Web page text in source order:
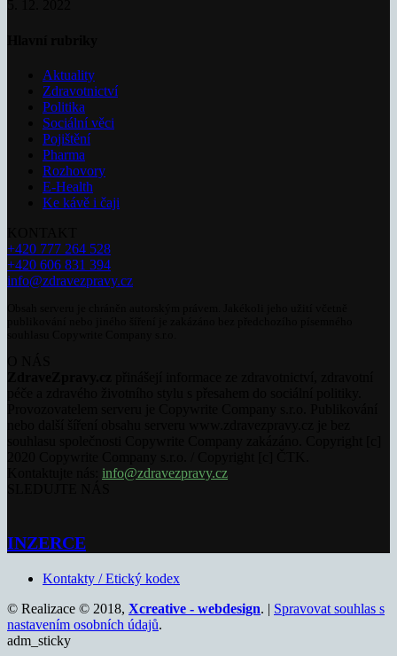
Aktuality
Zdravotnictví
Politika
Sociální věci
Pojištění
Pharma
Rozhovory
E-Health
Ke kávě i čaji
+420 777 264 528
+420 606 831 394
info@zdravezpravy.cz
info@zdravezpravy.cz
INZERCE
Kontakty / Etický kodex
© Realizace © 2018, Xcreative - webdesign. | Spravovat souhlas s
nastavením osobních údajů.
adm_sticky